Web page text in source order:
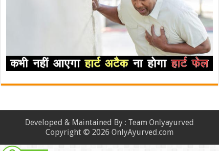
Developed & Maintained By : Team Onlyayurved
Copyright © 2026 OnlyAyurved.com